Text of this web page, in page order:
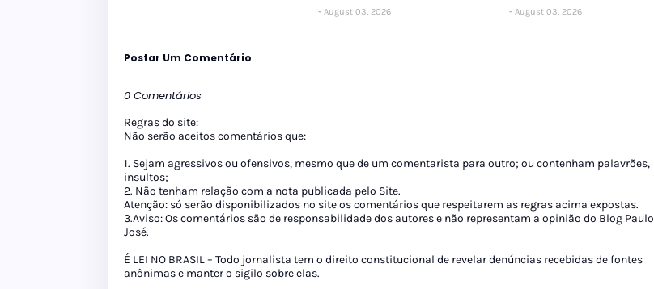
August 03, 2026 August 03, 2026
Postar Um Comentário
0 Comentários
Regras do site:
Não serão aceitos comentários que:
1. Sejam agressivos ou ofensivos, mesmo que de um comentarista para outro; ou contenham palavrões,
insultos;
2. Não tenham relação com a nota publicada pelo Site.
Atenção: só serão disponibilizados no site os comentários que respeitarem as regras acima expostas.
3.Aviso: Os comentários são de responsabilidade dos autores e não representam a opinião do Blog Paulo
José.
É LEI NO BRASIL – Todo jornalista tem o direito constitucional de revelar denúncias recebidas de fontes
anônimas e manter o sigilo sobre elas.